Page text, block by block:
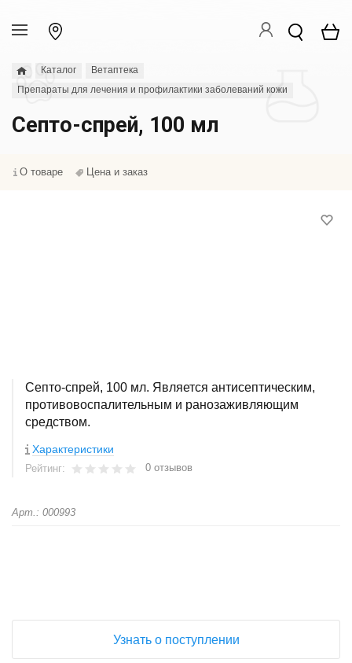
Каталог
Ветаптека
Препараты для лечения и профилактики заболеваний кожи
Септо-спрей, 100 мл
О товаре Цена и заказ
Септо-спрей, 100 мл. Является антисептическим,
противовоспалительным и ранозаживляющим
средством.
Характеристики
Рейтинг: 0 отзывов
Арт.: 000993
Узнать о поступлении